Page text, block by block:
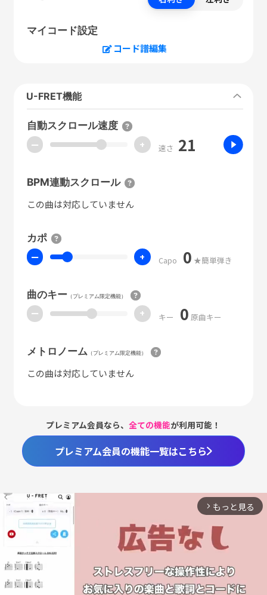
マイコード設定
コード譜編集
U-FRET機能
自動スクロール速度
ー + 速さ 21
BPM連動スクロール
この曲は対応していません
カポ
ー + Capo 0 ★簡単弾き
曲のキー（プレミアム限定機能）
ー + キー 0 原曲キー
メトロノーム （プレミアム限定機能）
この曲は対応していません
プレミアム会員なら、全ての機能が利用可能！
プレミアム会員の機能一覧はこちら
arrow_forward_ios もっと見る